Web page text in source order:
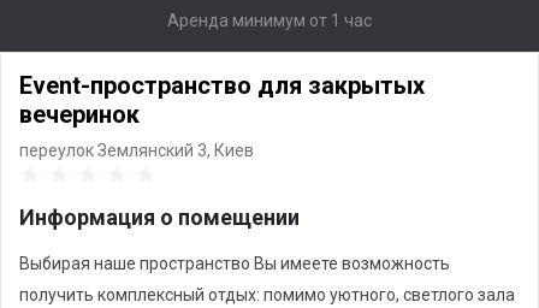
Аренда минимум от 1 час
Event-пространство для закрытых
вечеринок
переулок Землянский 3, Киев
Информация о помещении
Выбирая наше пространство Вы имеете возможность
получить комплексный отдых: помимо уютного, светлого зала